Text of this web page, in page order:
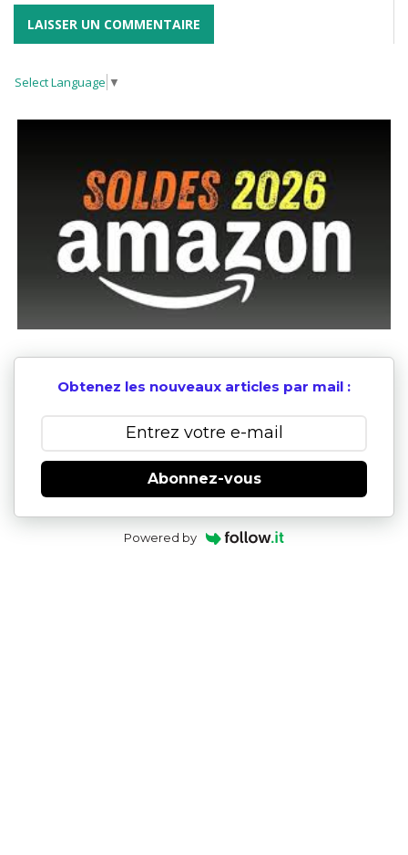
Select Language ▼
Obtenez les nouveaux articles par mail :
Abonnez-vous
Powered by